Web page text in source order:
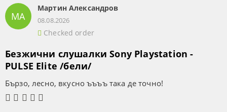
МА
Мартин Александров
08.08.2026
Checked order
Безжични слушалки Sony Playstation -
PULSE Elite /бели/
Бързо, лесно, вкусно ъъъъ така де точно!